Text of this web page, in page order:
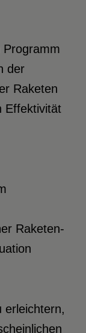
der
Raketen
Effektivität
Raketen-
erleichtern,